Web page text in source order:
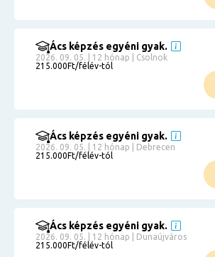
Ács képzés egyéni gyak.
2026. 09. 05. | 12 hónap | Csolnok
215.000Ft/félév-tól
Ács képzés egyéni gyak.
2026. 09. 05. | 12 hónap | Debrecen
215.000Ft/félév-tól
Ács képzés egyéni gyak.
2026. 09. 05. | 12 hónap | Dunaújváros
215.000Ft/félév-tól